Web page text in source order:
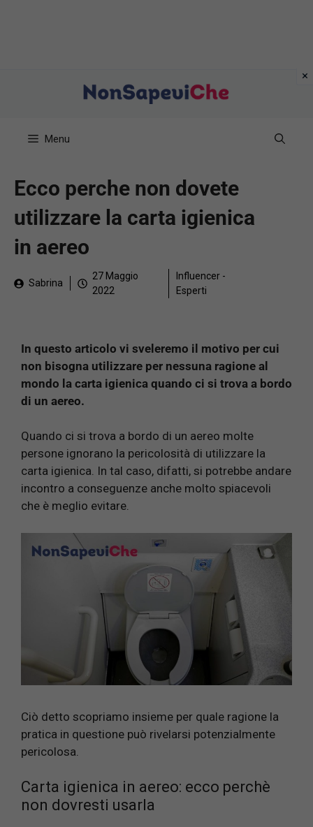
Menu
Ecco perche non dovete
utilizzare la carta igienica
in aereo
Sabrina
27 Maggio
2022
Influencer -
Esperti
In questo articolo vi sveleremo il motivo per cui
non bisogna utilizzare per nessuna ragione al
mondo la carta igienica quando ci si trova a bordo
di un aereo.
Quando ci si trova a bordo di un aereo molte
persone ignorano la pericolosità di utilizzare la
carta igienica. In tal caso, difatti, si potrebbe andare
incontro a conseguenze anche molto spiacevoli
che è meglio evitare.
Ciò detto scopriamo insieme per quale ragione la
pratica in questione può rivelarsi potenzialmente
pericolosa.
Carta igienica in aereo: ecco perchè
non dovresti usarla